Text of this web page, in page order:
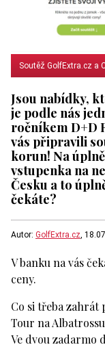
Soutěž GolfExtra.cz a
Jsou nabídky,
je podle nás
ročníkem D+D
vás připravili
korun! Na
vstupenka na
Česku a to
čekáte?
Autor: GolfExtra.cz,
V banku na vás
ceny.
Co si třeba
Tour na
Ve dvou zadarmo